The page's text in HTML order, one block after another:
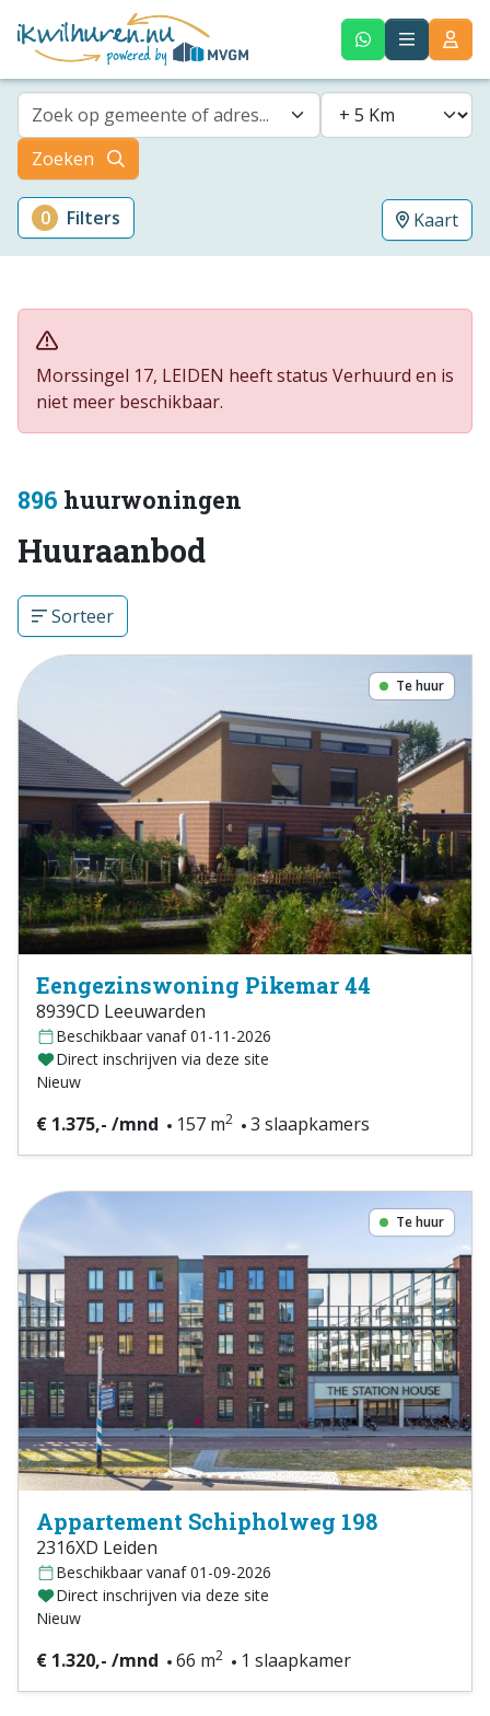
Zoek op gemeente of adres...
Zoeken
0 Filters Kaart
Morssingel 17, LEIDEN heeft status Verhuurd en is
niet meer beschikbaar.
896 huurwoningen
Huuraanbod
Sorteer
Te huur
Eengezinswoning Pikemar 44
8939CD Leeuwarden
Beschikbaar vanaf 01-11-2026
Direct inschrijven via deze site
Nieuw
€ 1.375,- /mnd 157 m2 3 slaapkamers
Te huur
Appartement Schipholweg 198
2316XD Leiden
Beschikbaar vanaf 01-09-2026
Direct inschrijven via deze site
Nieuw
€ 1.320,- /mnd 66 m2 1 slaapkamer